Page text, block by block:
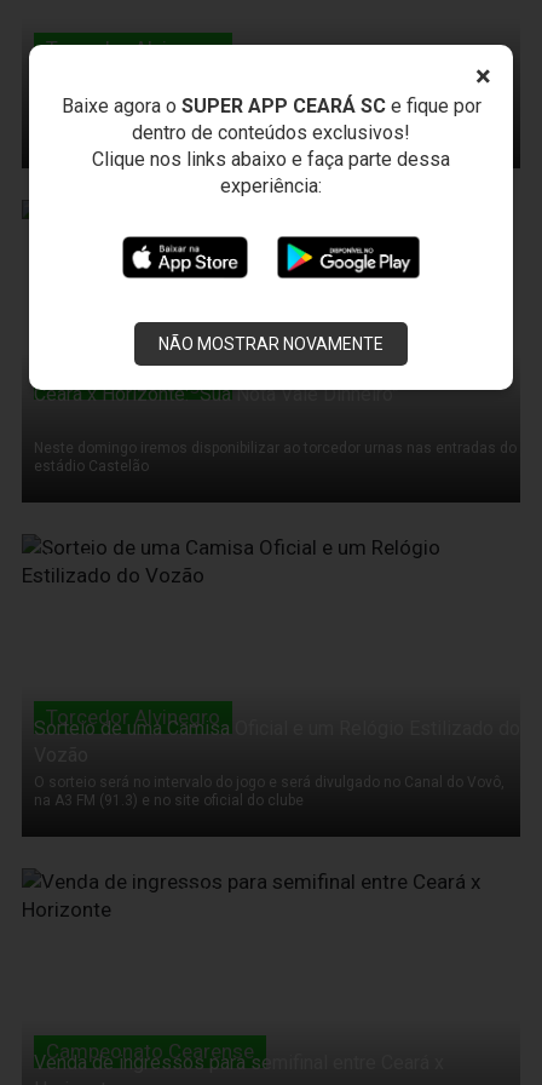
×
Baixe agora o SUPER APP CEARÁ SCe fique por
dentro de conteúdos exclusivos!
Clique nos links abaixo e faça parte dessa
experiência:
NÃO MOSTRAR NOVAMENTE
Torcedor Alvinegro
Contra o Horizonte, no estádio Castelão estaremos em todas as
entradas com formulários para novos cadastros
Ceará x Horizonte: “Sua Nota Vale Dinheiro”
Neste domingo iremos disponibilizar ao torcedor urnas nas entradas do
estádio Castelão
27 de Fevereiro de 2011
Torcedor Alvinegro
Sorteio de uma Camisa Oficial e um Relógio Estilizado do
O sorteio será no intervalo do jogo e será divulgado no Canal do Vovô,
na A3 FM (91.3) e no site oficial do clube
27 de Fevereiro de 2011
Campeonato Cearense
Venda de ingressos para semifinal entre Ceará x